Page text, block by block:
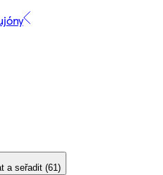
a seřadit (61)